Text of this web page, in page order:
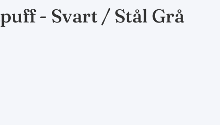
- Svart / Stål Grå